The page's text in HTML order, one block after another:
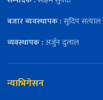
बजार ब्यवस्थापक :सुदिप
व्यवस्थापक :अर्जुन दुलाल
न्याभिगेसन